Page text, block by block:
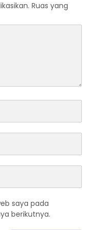
Ruas yang
saya pada
berikutnya.